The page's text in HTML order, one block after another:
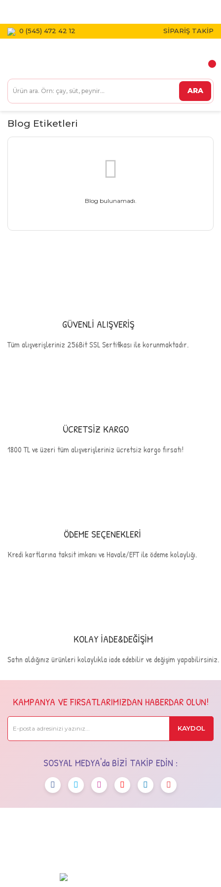
0 (545) 472 42 12 SİPARİŞ TAKİP
ARA
Blog Etiketleri
Blog bulunamadı.
GÜVENLİ ALIŞVERİŞ
Tüm alışverişleriniz 256Bit SSL Sertifikası ile korunmaktadır.
ÜCRETSİZ KARGO
1800 TL ve üzeri tüm alışverişleriniz ücretsiz kargo fırsatı!
ÖDEME SEÇENEKLERİ
Kredi kartlarına taksit imkanı ve Havale/EFT ile ödeme kolaylığı.
KOLAY İADE&DEĞİŞİM
Satın aldığınız ürünleri kolaylıkla iade edebilir ve değişim yapabilirsiniz.
KAMPANYA VE FIRSATLARIMIZDAN HABERDAR OLUN!
KAYDOL
SOSYAL MEDYA'da BİZİ TAKİP EDİN :